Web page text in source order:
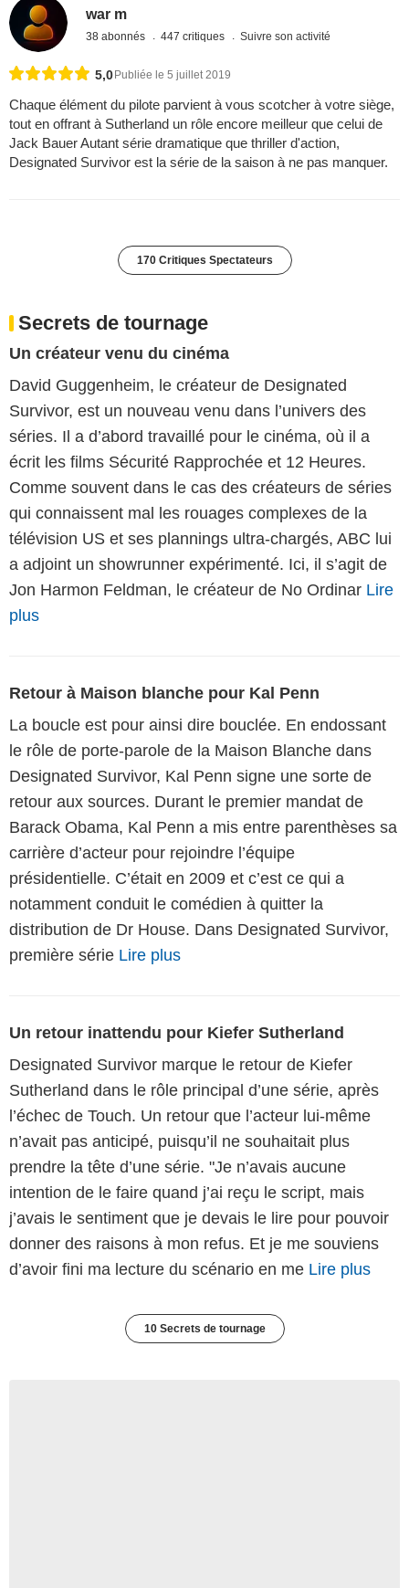
war m
38 abonnés 447 critiques Suivre son activité
5,0 Publiée le 5 juillet 2019
Chaque élément du pilote parvient à vous scotcher à votre siège,
tout en offrant à Sutherland un rôle encore meilleur que celui de
Jack Bauer Autant série dramatique que thriller d'action,
Designated Survivor est la série de la saison à ne pas manquer.
170 Critiques Spectateurs
Secrets de tournage
Un créateur venu du cinéma
David Guggenheim, le créateur de Designated
Survivor, est un nouveau venu dans l’univers des
séries. Il a d’abord travaillé pour le cinéma, où il a
écrit les films Sécurité Rapprochée et 12 Heures.
Comme souvent dans le cas des créateurs de séries
qui connaissent mal les rouages complexes de la
télévision US et ses plannings ultra-chargés, ABC lui
a adjoint un showrunner expérimenté. Ici, il s’agit de
Jon Harmon Feldman, le créateur de No Ordinar Lire
plus
Retour à Maison blanche pour Kal Penn
La boucle est pour ainsi dire bouclée. En endossant
le rôle de porte-parole de la Maison Blanche dans
Designated Survivor, Kal Penn signe une sorte de
retour aux sources. Durant le premier mandat de
Barack Obama, Kal Penn a mis entre parenthèses sa
carrière d’acteur pour rejoindre l’équipe
présidentielle. C’était en 2009 et c’est ce qui a
notamment conduit le comédien à quitter la
distribution de Dr House. Dans Designated Survivor,
première série Lire plus
Un retour inattendu pour Kiefer Sutherland
Designated Survivor marque le retour de Kiefer
Sutherland dans le rôle principal d’une série, après
l’échec de Touch. Un retour que l’acteur lui-même
n’avait pas anticipé, puisqu’il ne souhaitait plus
prendre la tête d’une série. "Je n’avais aucune
intention de le faire quand j’ai reçu le script, mais
j’avais le sentiment que je devais le lire pour pouvoir
donner des raisons à mon refus. Et je me souviens
d’avoir fini ma lecture du scénario en me Lire plus
10 Secrets de tournage